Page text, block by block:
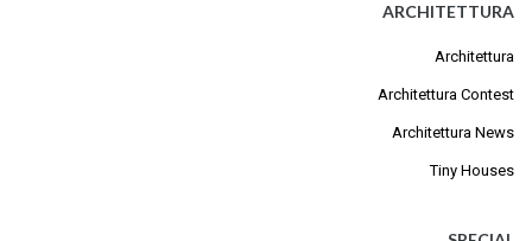
ARCHITETTURA
Architettura
Architettura Contest
Architettura News
Tiny Houses